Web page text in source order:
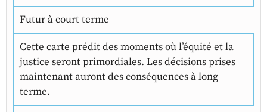
Futur à court terme
Cette carte prédit des moments où l’équité et la
justice seront primordiales. Les décisions prises
maintenant auront des conséquences à long
terme.